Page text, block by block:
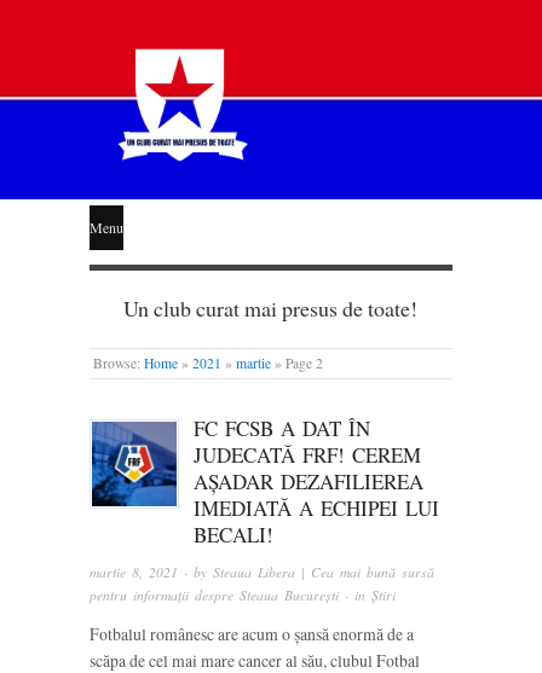
STEAUA
LIBERĂ
Menu
Un club curat mai presus de toate!
Browse: Home » 2021 » martie » Page 2
FC FCSB A DAT ÎN
JUDECATĂ FRF! CEREM
AȘADAR DEZAFILIEREA
IMEDIATĂ A ECHIPEI LUI
BECALI!
martie 8, 2021 · by Steaua Libera | Cea mai bună sursă
pentru informații despre Steaua București · in Știri
Fotbalul românesc are acum o șansă enormă de a
scăpa de cel mai mare cancer al său, clubul Fotbal